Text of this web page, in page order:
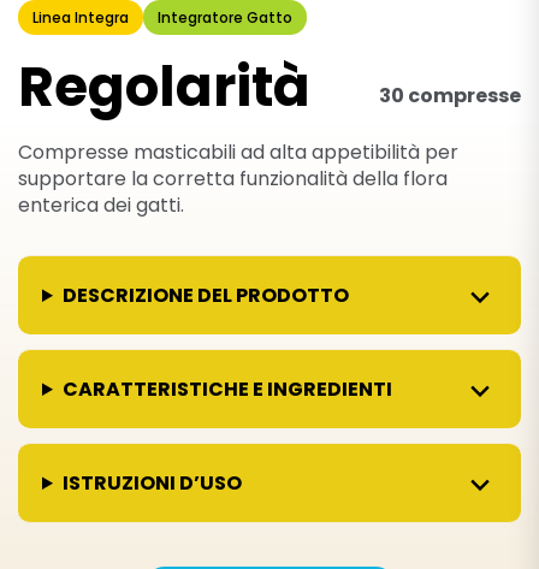
Linea Integra Integratore Gatto
Regolarità 30 compresse
Compresse masticabili ad alta appetibilità per
supportare la corretta funzionalità della flora
enterica dei gatti.
DESCRIZIONE DEL PRODOTTO
CARATTERISTICHE E INGREDIENTI
ISTRUZIONI D’USO